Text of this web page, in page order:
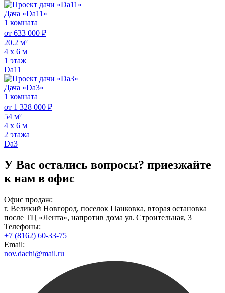
Дача «Da11»
1 комната
от 633 000 ₽
20.2 м²
4 х 6 м
1 этаж
Da11
Дача «Da3»
1 комната
от 1 328 000 ₽
54 м²
4 х 6 м
2 этажа
Da3
У Вас остались вопросы? приезжайте
к нам в офис
Офис продаж:
г. Великий Новгород, поселок Панковка, вторая остановка
после ТЦ «Лента», напротив дома ул. Строительная, 3
Телефоны:
+7 (8162) 60-33-75
Email:
nov.dachi@mail.ru